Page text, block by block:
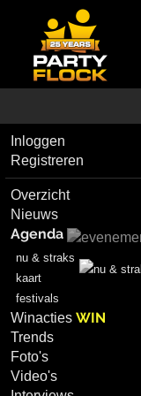
Inloggen
Registreren
Overzicht
Nieuws
Agenda
nu & straks
kaart
festivals
WinactiesWIN
Trends
Foto's
Video's